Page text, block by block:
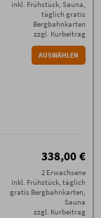
inkl. Frühstück, Sauna,
täglich gratis
Bergbahnkarten
zzgl. Kurbeitrag
AUSWÄHLEN
338,00 €
2 Erwachsene
inkl. Frühstück, täglich
gratis Bergbahnkarten,
Sauna
zzgl. Kurbeitrag